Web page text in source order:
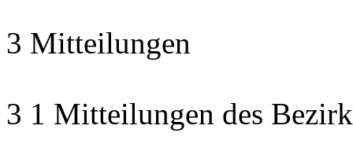
3 Mitteilungen
3 1 Mitteilungen des